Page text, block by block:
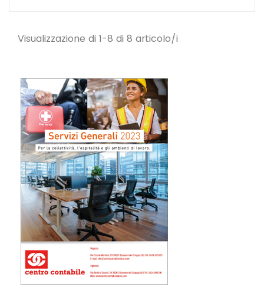
Visualizzazione di 1-8 di 8 articolo/i